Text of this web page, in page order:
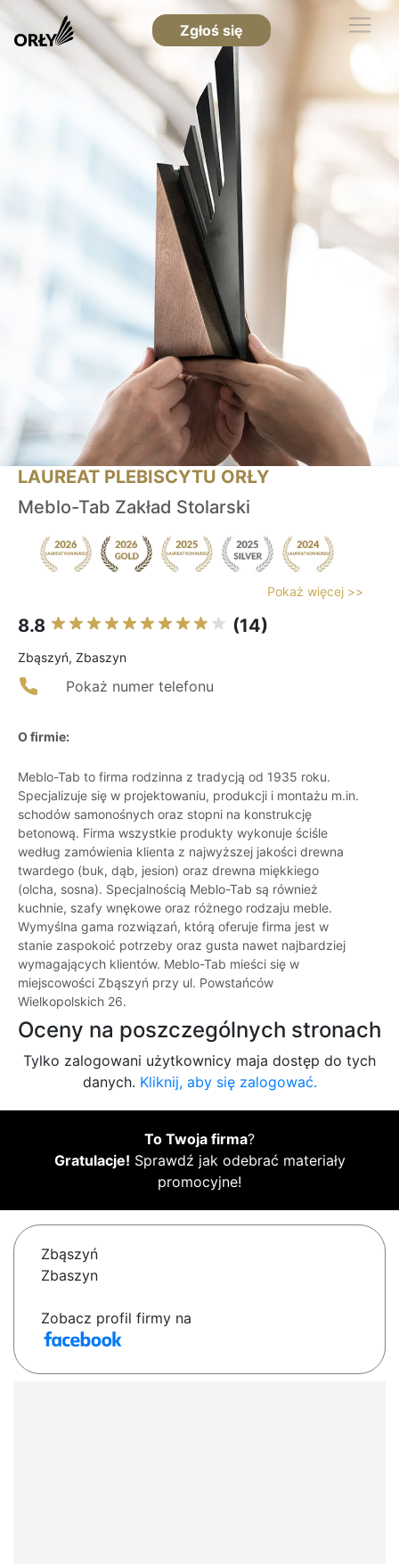
Zgłoś się
LAUREAT PLEBISCYTU ORŁY
Meblo-Tab Zakład Stolarski
Pokaż więcej >>
8.8 (14)
Zbąszyń, Zbaszyn
Pokaż numer telefonu
O firmie:
Meblo-Tab to firma rodzinna z tradycją od 1935 roku.
Specjalizuje się w projektowaniu, produkcji i montażu m.in.
schodów samonośnych oraz stopni na konstrukcję
betonową. Firma wszystkie produkty wykonuje ściśle
według zamówienia klienta z najwyższej jakości drewna
twardego (buk, dąb, jesion) oraz drewna miękkiego
(olcha, sosna). Specjalnością Meblo-Tab są również
kuchnie, szafy wnękowe oraz różnego rodzaju meble.
Wymyślna gama rozwiązań, którą oferuje firma jest w
stanie zaspokoić potrzeby oraz gusta nawet najbardziej
wymagających klientów. Meblo-Tab mieści się w
miejscowości Zbąszyń przy ul. Powstańców
Wielkopolskich 26.
Oceny na poszczególnych stronach
Tylko zalogowani użytkownicy maja dostęp do tych
danych. Kliknij, aby się zalogować.
To Twoja firma?
Gratulacje! Sprawdź jak odebrać materiały
promocyjne!
Zbąszyń
Zbaszyn
Zobacz profil firmy na